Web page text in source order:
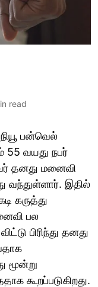
read
பன்வெல்
55 வயது நபர்
தனது மனைவி
வந்துள்ளார். இதில்
கருத்து
பல
பிரிந்து தனது
மூன்று
கூறப்படுகிறது.